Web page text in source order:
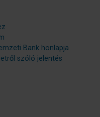
Bank honlapja
szóló jelentés